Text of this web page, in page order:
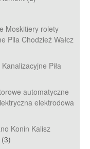
Moskitiery rolety
Pila Chodzież Wałcz
Piła
automatyczne
elektrodowa
Konin Kalisz
(3)